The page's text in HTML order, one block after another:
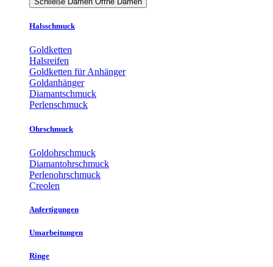
Halsschmuck
Goldketten
Halsreifen
Goldketten für Anhänger
Goldanhänger
Diamantschmuck
Perlenschmuck
Ohrschmuck
Goldohrschmuck
Diamantohrschmuck
Perlenohrschmuck
Creolen
Anfertigungen
Umarbeitungen
Ringe